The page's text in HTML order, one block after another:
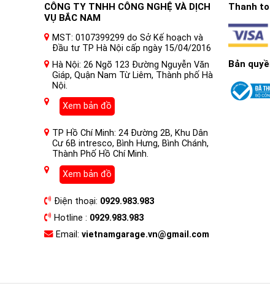
CÔNG TY TNHH CÔNG NGHỆ VÀ DỊCH
VỤ BẮC NAM
MST: 0107399299 do Sở Kế hoạch và
Đầu tư TP Hà Nội cấp ngày 15/04/2016
Hà Nội: 26 Ngõ 123 Đường Nguyễn Văn
Giáp, Quận Nam Từ Liêm, Thành phố Hà
Nội.
Xem bản đồ
TP Hồ Chí Minh: 24 Đường 2B, Khu Dân
Cư 6B intresco, Bình Hưng, Bình Chánh,
Thành Phố Hồ Chí Minh.
Xem bản đồ
Điện thoại: 0929.983.983
Hotline : 0929.983.983
Email: vietnamgarage.vn@gmail.com
Thanh
Bản